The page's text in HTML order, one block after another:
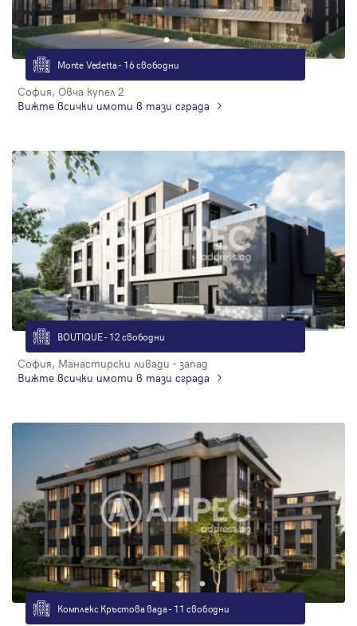
Monte Vedetta - 16 свободни
София, Овча купел 2
Вижте всички имоти в тази сграда
BOUTIQUE - 12 свободни
София, Манастирски ливади - запад
Вижте всички имоти в тази сграда
Комплекс Кръстова вада - 11 свободни